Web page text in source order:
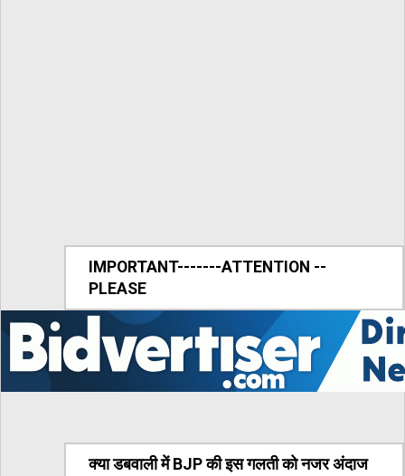
IMPORTANT-------ATTENTION --
PLEASE
क्या डबवाली में BJP की इस गलती को नजर अंदाज